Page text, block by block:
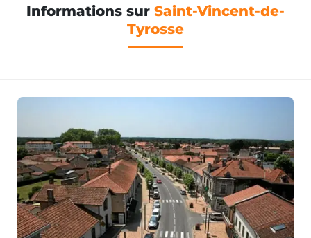
Informations sur Saint-Vincent-de-
Tyrosse